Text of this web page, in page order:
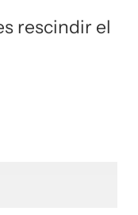
rescindir el